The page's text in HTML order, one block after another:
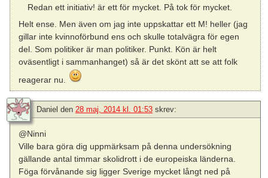
Redan ett initiativ! är ett för mycket. På tok för mycket.
Helt ense. Men även om jag inte uppskattar ett M! heller (jag
gillar inte kvinnoförbund ens och skulle totalvägra för egen
del. Som politiker är man politiker. Punkt. Kön är helt
oväsentligt i sammanhanget) så är det skönt att se att folk
reagerar nu.
Daniel den 28 maj, 2014 kl. 01:53 skrev:
@Ninni
Ville bara göra dig uppmärksam på denna undersökning
gällande antal timmar skolidrott i de europeiska länderna.
Föga förvånande sig ligger Sverige mycket långt ned på